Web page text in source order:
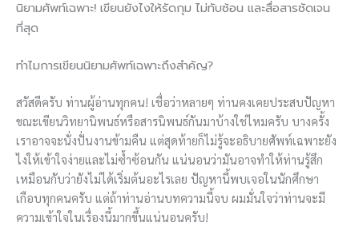
นิยามศัพท์เฉพาะ! เขียนยังไงให้รัดกุม ไม่ทับซ้อน และสื่อสารชัดเจน
ที่สุด
ทำไมการเขียนนิยามศัพท์เฉพาะถึงสำคัญ?
สวัสดีครับ ท่านผู้อ่านทุกคน! เชื่อว่าหลายๆ ท่านคงเคยประสบปัญหา
ขณะเขียนวิทยานิพนธ์หรือสารนิพนธ์กันมาบ้างใช่ไหมครับ บางครั้ง
เราอาจจะนั่งปั่นงานข้ามคืน แต่สุดท้ายก็ไม่รู้จะอธิบายศัพท์เฉพาะยัง
ไงให้เข้าใจง่ายและไม่ซ้ำซ้อนกัน แน่นอนว่ามันอาจทำให้ท่านรู้สึก
เหมือนกับว่ายังไม่ได้เริ่มต้นอะไรเลย ปัญหานี้พบเจอในนักศึกษา
เกือบทุกคนครับ แต่ถ้าท่านอ่านบทความนี้จบ ผมมั่นใจว่าท่านจะมี
ความเข้าใจในเรื่องนี้มากขึ้นแน่นอนครับ!